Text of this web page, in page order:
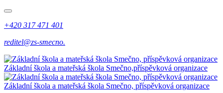
+420 317 471 401
reditel@zs-smecno.
Základní škola a mateřská škola Smečno,příspěvková organizace
Základní škola a mateřská škola Smečno, příspěvková organizace